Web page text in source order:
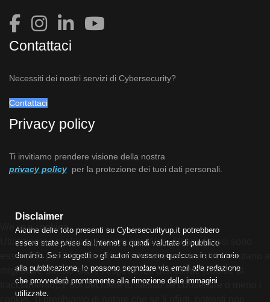
Contattaci
Necessiti dei nostri servizi di Cybersecurity?
Contattaci
Privacy policy
Ti invitiamo prendere visione della nostra
privacy policy per la protezione dei tuoi dati personali.
Disclaimer
Alcune delle foto presenti su Cybersecurityup.it potrebbero
essere state prese da Internet e quindi valutate di pubblico
dominio. Se i soggetti o gli autori avessero qualcosa in contrario
alla pubblicazione, lo possono segnalare via email alla redazione
che provvederà prontamente alla rimozione delle immagini
utilizzate.
We use cookies
Utilizziamo i cookie sul nostro sito Web. Alcuni di essi sono
essenziali per il funzionamento del sito, mentre altri ci aiutano a
migliorare questo sito e l'esperienza dell'utente (cookie di
tracciamento). Puoi decidere tu stesso se consentire o meno i
cookie. Ti preghiamo di notare che se li rifiuti, potresti non